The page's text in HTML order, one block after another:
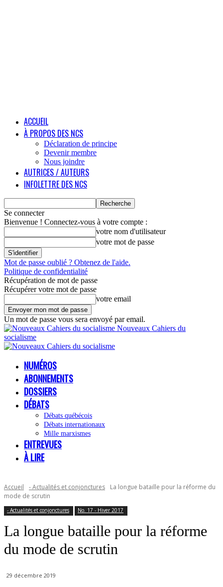
ACCUEIL
À PROPOS DES NCS
Déclaration de principe
Devenir membre
Nous joindre
AUTRICES / AUTEURS
INFOLETTRE DES NCS
Se connecter
Bienvenue ! Connectez-vous à votre compte :
votre nom d'utilisateur
votre mot de passe
Mot de passe oublié ? Obtenez de l'aide.
Politique de confidentialité
Récupération de mot de passe
Récupérer votre mot de passe
votre email
Un mot de passe vous sera envoyé par email.
Nouveaux Cahiers du
socialisme
NUMÉROS
ABONNEMENTS
DOSSIERS
DÉBATS
Débats québécois
Débats internationaux
Mille marxismes
ENTREVUES
À LIRE
Accueil - Actualités et conjonctures
La longue bataille pour la réforme du
mode de scrutin
- Actualités et conjonctures No. 17 - Hiver 2017
La longue bataille pour la réforme
du mode de scrutin
29 décembre 2019